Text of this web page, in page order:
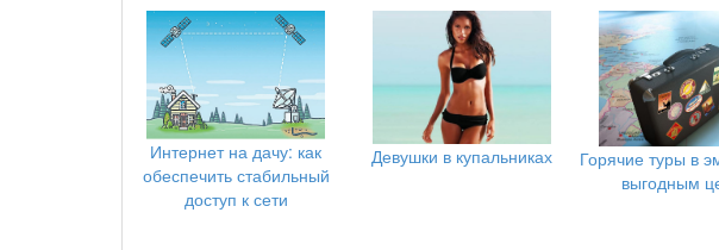
Интернет на дачу: как
обеспечить стабильный
доступ к сети
Девушки в купальниках
Горячие туры в
выгодным